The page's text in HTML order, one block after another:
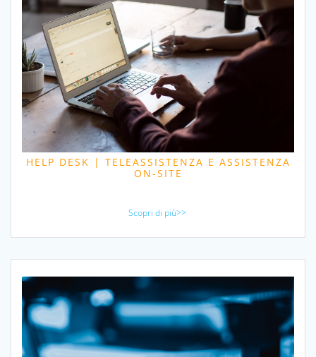
HELP DESK | TELEASSISTENZA E ASSISTENZA
ON-SITE
Scopri di più>>